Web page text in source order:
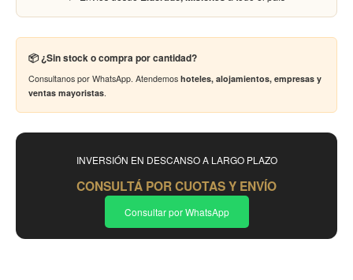
📦 ¿Sin stock o compra por cantidad?
Consultanos por WhatsApp. Atendemos hoteles, alojamientos, empresas y
ventas mayoristas.
INVERSIÓN EN DESCANSO A LARGO PLAZO
CONSULTÁ POR CUOTAS Y ENVÍO
Consultar por WhatsApp